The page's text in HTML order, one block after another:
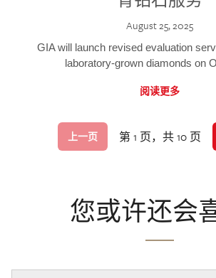
August 25, 2025
GIA will launch revised evaluation
laboratory-grown diamonds on
阅读更多
上一页 第 1 页，共 10 页
您或许还会